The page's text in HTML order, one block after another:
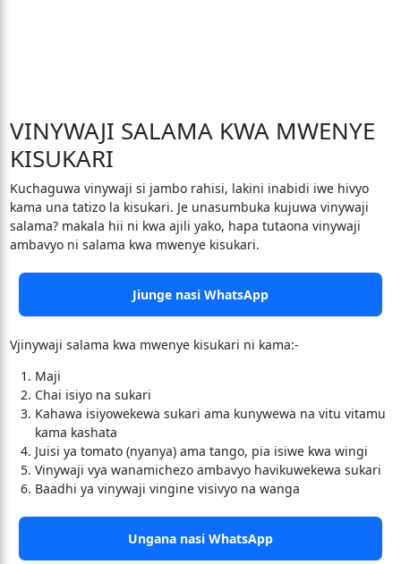
VINYWAJI SALAMA KWA MWENYE
KISUKARI
Kuchaguwa vinywaji si jambo rahisi, lakini inabidi iwe hivyo
kama una tatizo la kisukari. Je unasumbuka kujuwa vinywaji
salama? makala hii ni kwa ajili yako, hapa tutaona vinywaji
ambavyo ni salama kwa mwenye kisukari.
Jiunge nasi WhatsApp
Vjinywaji salama kwa mwenye kisukari ni kama:-
Maji
Chai isiyo na sukari
Kahawa isiyowekewa sukari ama kunywewa na vitu vitamu
kama kashata
Juisi ya tomato (nyanya) ama tango, pia isiwe kwa wingi
Vinywaji vya wanamichezo ambavyo havikuwekewa sukari
Baadhi ya vinywaji vingine visivyo na wanga
Ungana nasi WhatsApp